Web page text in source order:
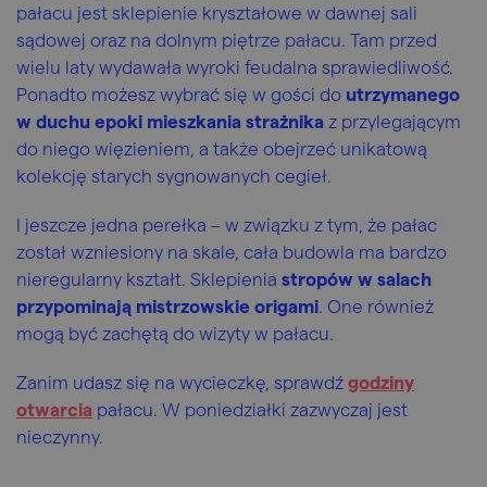
pałacu jest sklepienie kryształowe w dawnej sali
sądowej oraz na dolnym piętrze pałacu. Tam przed
wielu laty wydawała wyroki feudalna sprawiedliwość.
Ponadto możesz wybrać się w gości do utrzymanego
w duchu epoki mieszkania strażnika z przylegającym
do niego więzieniem, a także obejrzeć unikatową
kolekcję starych sygnowanych cegieł.
I jeszcze jedna perełka – w związku z tym, że pałac
został wzniesiony na skale, cała budowla ma bardzo
nieregularny kształt. Sklepienia stropów w salach
przypominają mistrzowskie origami. One również
mogą być zachętą do wizyty w pałacu.
Zanim udasz się na wycieczkę, sprawdź godziny
otwarcia pałacu. W poniedziałki zazwyczaj jest
nieczynny.